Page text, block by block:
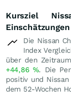
Kursziel
Einschätzungen
Die Nissan
Index
über den
+44,86 %. Die
positiv und
dem 52-Wochen